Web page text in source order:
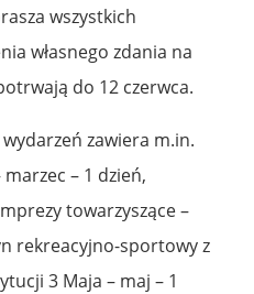
wszystkich
własnego zdania na
do 12 czerwca.
zawiera m.in.
– 1 dzień,
towarzyszące –
rekreacyjno-sportowy z
3 Maja – maj – 1